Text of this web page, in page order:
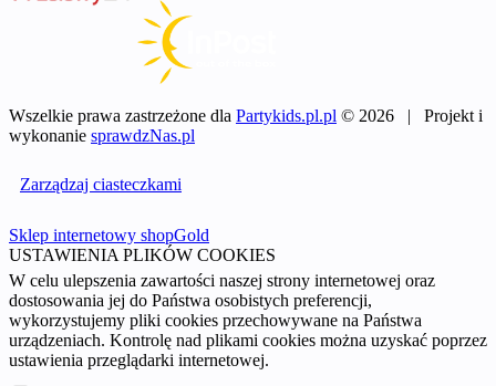
Wszelkie prawa zastrzeżone dla Partykids.pl.pl © 2026 | Projekt i
wykonanie sprawdzNas.pl
Zarządzaj ciasteczkami
Sklep internetowy shopGold
USTAWIENIA PLIKÓW COOKIES
W celu ulepszenia zawartości naszej strony internetowej oraz
dostosowania jej do Państwa osobistych preferencji,
wykorzystujemy pliki cookies przechowywane na Państwa
urządzeniach. Kontrolę nad plikami cookies można uzyskać poprzez
ustawienia przeglądarki internetowej.